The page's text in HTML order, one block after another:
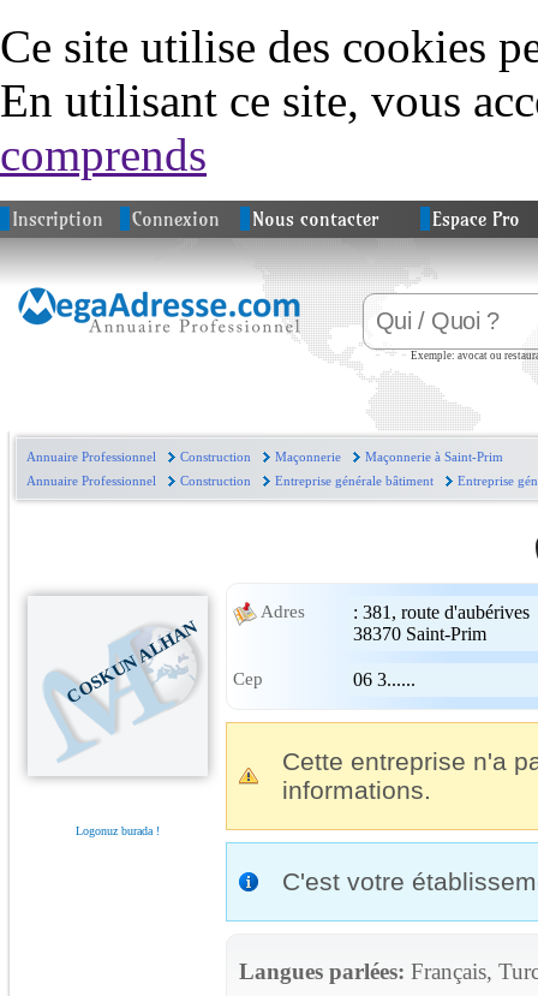
Ce site utilise des cookies
En utilisant ce site, vous
comprends
Inscription Connexion Nous contacter Espace Pro
Exemple: avocat ou
Annuaire Professionnel Construction Maçonnerie
Maçonnerie à Saint-Prim
Annuaire Professionnel
Construction Entreprise générale bâtiment Entreprise
COSKUN ALHAN
Logonuz burada !
Adres : 381, route d'aubérives
38370 Saint-Prim
Cep 06 3......
Cette entreprise n'a
informations.
C'est votre
Langues parlées: Français,